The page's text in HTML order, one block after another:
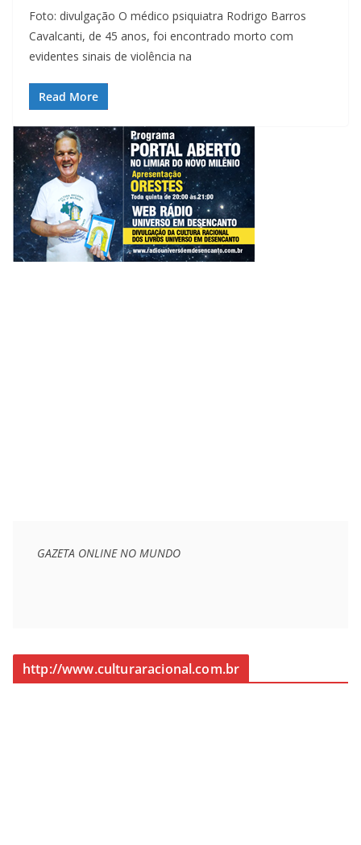
Foto: divulgação O médico psiquiatra Rodrigo Barros
Cavalcanti, de 45 anos, foi encontrado morto com
evidentes sinais de violência na
Read More
GAZETA ONLINE NO MUNDO
http://www.culturaracional.com.br